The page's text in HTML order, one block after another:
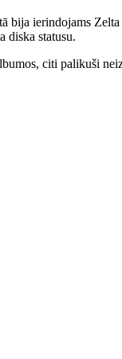
bija ierindojams
diska statusu.
citi palikuši